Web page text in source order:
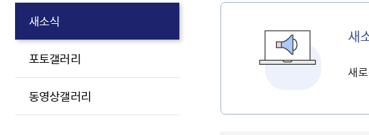
새소식
포토갤러리
동영상갤러리
새
새